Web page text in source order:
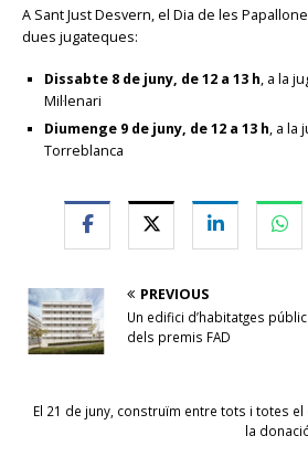
A Sant Just Desvern, el Dia de les
dues jugateques:
Dissabte 8 de juny, de 12 a 13 h, a la
Mil·lenari
Diumenge 9 de juny, de 12 a 13 h, a la
Torreblanca
PREVIOUS
Un edifici d’habitatges
dels premis FAD
El 21 de juny, construïm entre tots i totes el
la